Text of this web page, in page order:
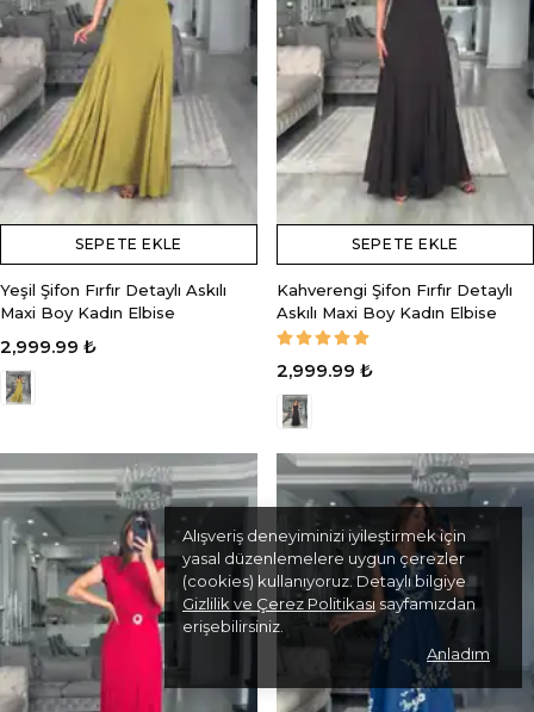
Alışveriş deneyiminizi iyileştirmek için
yasal düzenlemelere uygun çerezler
(cookies) kullanıyoruz. Detaylı bilgiye
Gizlilik ve Çerez Politikası sayfamızdan
erişebilirsiniz.
Anladım
SEPETE EKLE
Yeşil Şifon Fırfır Detaylı Askılı
Maxi Boy Kadın Elbise
2,999.99 ₺
SEPETE EKLE
Kahverengi Şifon Fırfır Detaylı
Askılı Maxi Boy Kadın Elbise
2,999.99 ₺